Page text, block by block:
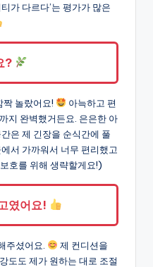
가 다르다’는 평가가 많은
?
짝 놀랐어요!
아늑하고 편
지 완벽했거든요. 은은한 아
은 제 긴장을 순식간에 풀
서 가까워서 너무 편리했고
호를 위해 생략할게요!)
였어요!
주셨어요.
제 컨디션을
도도 제가 원하는 대로 조절